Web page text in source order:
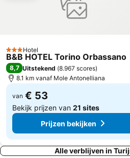
Chiesa della Gran Madre di Dio
Mappano
3 Sterren
Hotel
B&B HOTEL Torino Orbassano
8,7 Uitstekend (8.967 scores)
8.1 km vanaf Mole Antonelliana
van € 53
Bekijk prijzen van 21 sites
Prijzen bekijken
Alle verblijven in